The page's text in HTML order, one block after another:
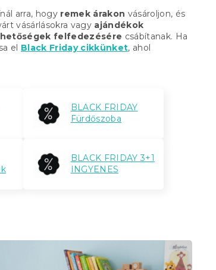
arra, hogy remek árakon vásároljon, és
vásárlásokra vagy ajándékok
felfedezésére csábítanak. Ha
el Black Friday cikkünket, ahol
BLACK FRIDAY
Fürdőszoba
BLACK FRIDAY 3+1
INGYENES